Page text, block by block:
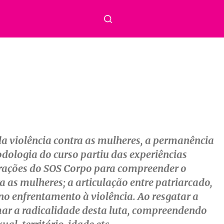
violência contra as mulheres, a permanência
do curso partiu das experiências
do SOS Corpo para compreender o
mulheres; a articulação entre patriarcado,
enfrentamento à violência. Ao resgatar a
a radicalidade desta luta, compreendendo